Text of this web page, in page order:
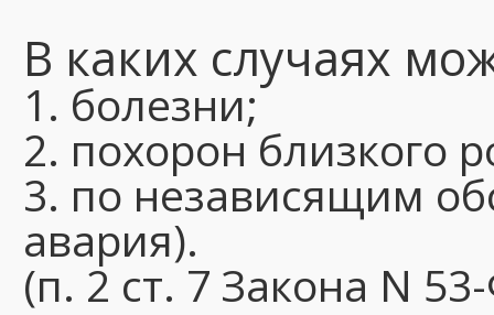
В каких случаях
1. болезни;
2. похорон близкого
3. по независящим
авария).
(п. 2 ст. 7 Закона N